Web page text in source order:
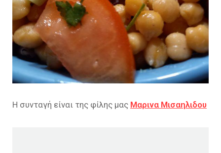
Η συνταγή είναι της φίλης μας Μαρινα Μισαηλιδου